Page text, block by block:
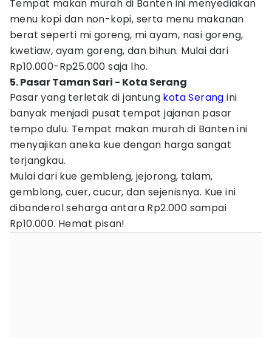
Tempat makan murah di Banten ini menyediakan
menu kopi dan non-kopi, serta menu makanan
berat seperti mi goreng, mi ayam, nasi goreng,
kwetiaw, ayam goreng, dan bihun. Mulai dari
Rp10.000-Rp25.000 saja lho.
5. Pasar Taman Sari - Kota Serang
Pasar yang terletak di jantung kota Serang ini
banyak menjadi pusat tempat jajanan pasar
tempo dulu. Tempat makan murah di Banten ini
menyajikan aneka kue dengan harga sangat
terjangkau.
Mulai dari kue gembleng, jejorong, talam,
gemblong, cuer, cucur, dan sejenisnya. Kue ini
dibanderol seharga antara Rp2.000 sampai
Rp10.000. Hemat pisan!